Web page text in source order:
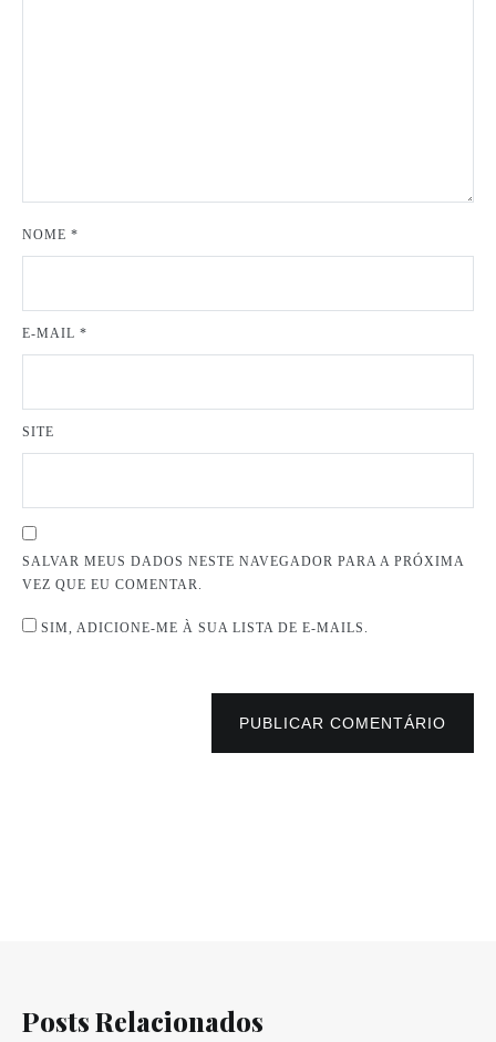
NOME *
E-MAIL *
SITE
SALVAR MEUS DADOS NESTE NAVEGADOR PARA A PRÓXIMA
VEZ QUE EU COMENTAR.
SIM, ADICIONE-ME À SUA LISTA DE E-MAILS.
PUBLICAR COMENTÁRIO
Posts Relacionados